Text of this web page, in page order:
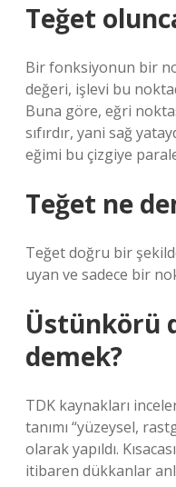
Teğet
Bir fonksiyonun bir
değeri, işlevi bu
Buna göre, eğri
sıfırdır, yani sağ
eğimi bu çizgiye
Teğet ne
Teğet doğru bir
uyan ve sadece bir
Üstünkörü
demek?
TDK kaynakları
tanımı “yüzeysel,
olarak yapıldı.
itibaren dükkanlar